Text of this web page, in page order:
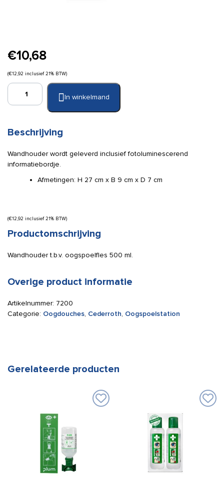
€10,68
(€12,92 inclusief 21% BTW)
Cederroth
wandhouder
oogspoelfles
ml
In winkelmand
Beschrijving
Wandhouder wordt geleverd inclusief fotoluminescerend
informatiebordje.
Afmetingen: H 27 cm x B 9 cm x D 7 cm
(€12,92 inclusief 21% BTW)
Productomschrijving
Wandhouder t.b.v. oogspoelfles 500 ml.
Overige product informatie
Artikelnummer: 7200
Categorie: Oogdouches, Cederroth, Oogspoelstation
Gerelateerde producten